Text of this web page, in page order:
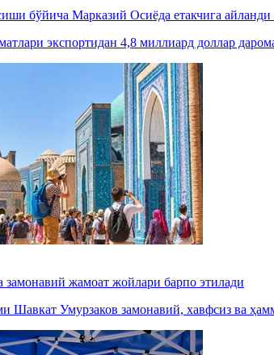
бўйича Марказий Осиёда етакчига
экспортидан 4,8 миллиард доллар
замонавий жамоат жойлари барпо этилади
Шавкат Умурзаков замонавий, хавфсиз ва